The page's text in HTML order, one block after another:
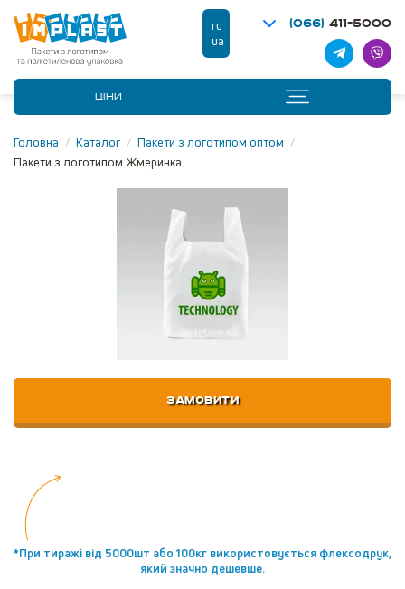
ru
ua
(066) 411-5000
ЦІНИ
Головна / Каталог / Пакети з логотипом оптом /
Пакети з логотипом Жмеринка
ЗАМОВИТИ
*При тиражі від 5000шт або 100кг використовується флексодрук,
який значно дешевше.